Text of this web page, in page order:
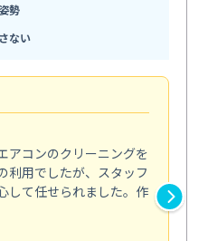
勢
ない
アコンのクリーニングを
利用でしたが、スタッフ
して任せられました。作